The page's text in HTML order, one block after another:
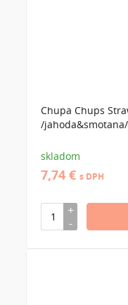
Chupa Chups
/
skladom
7,74 € s DPH